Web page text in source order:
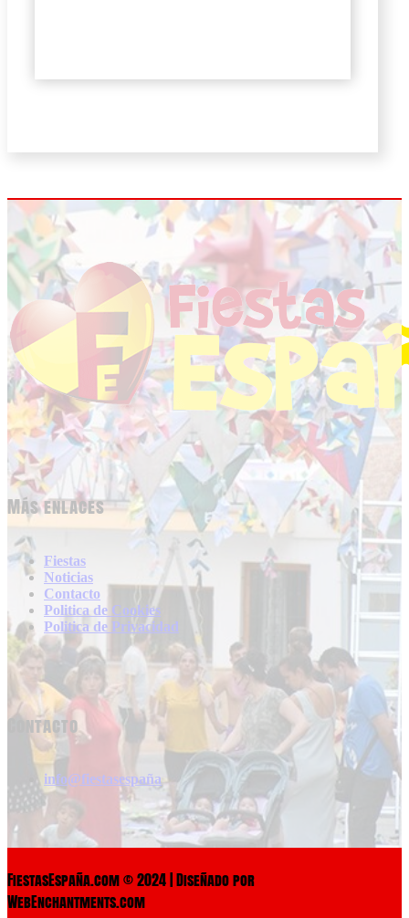
Más enlaces
Fiestas
Noticias
Contacto
Politica de Cookies
Politica de Privacidad
Contacto
info@fiestasespaña
FiestasEspaña.com © 2024 | Diseñado por
WebEnchantments.com